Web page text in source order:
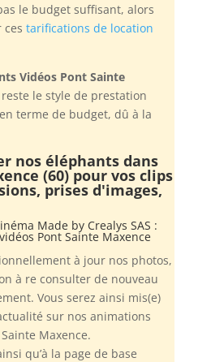
le budget suffisant, alors
ces tarifications de location
Vidéos Pont Sainte
le style de prestation
terme de budget, dû à la
nos éléphants dans
(60) pour vos clips
prises d'images,
Made by Crealys SAS :
Pont Sainte Maxence
à jour nos photos,
à re consulter de nouveau
Vous serez ainsi mis(e)
sur nos animations
Maxence.
qu’à la page de base